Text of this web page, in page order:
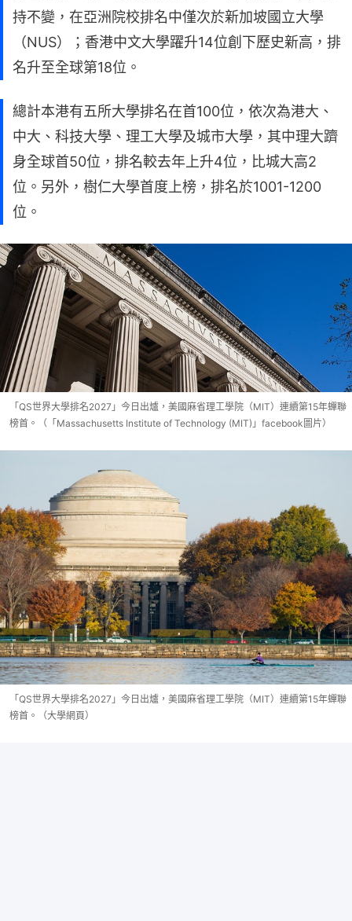
持不變，在亞洲院校排名中僅次於新加坡國立大學
（NUS）；香港中文大學躍升14位創下歷史新高，排
名升至全球第18位。
總計本港有五所大學排名在首100位，依次為港大、
中大、科技大學、理工大學及城市大學，其中理大躋
身全球首50位，排名較去年上升4位，比城大高2
位。另外，樹仁大學首度上榜，排名於1001-1200
位。
「QS世界大學排名2027」今日出爐，美國麻省理工學院（MIT）連續第15年蟬聯
榜首。（「Massachusetts Institute of Technology (MIT)」facebook圖片）
「QS世界大學排名2027」今日出爐，美國麻省理工學院（MIT）連續第15年蟬聯
榜首。（大學網頁）